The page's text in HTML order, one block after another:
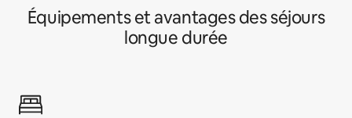
Équipements et avantages des séjours
longue durée